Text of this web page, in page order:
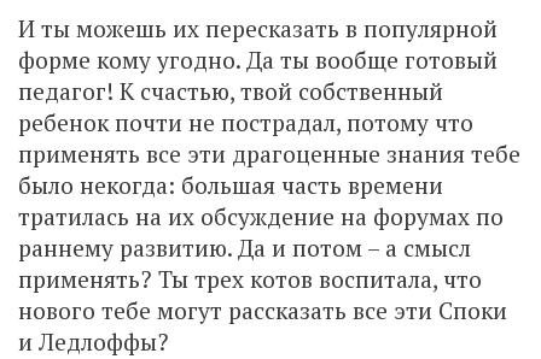
И ты можешь их пересказать в популярной
форме кому угодно. Да ты вообще готовый
педагог! К счастью, твой собственный
ребенок почти не пострадал, потому что
применять все эти драгоценные знания тебе
было некогда: большая часть времени
тратилась на их обсуждение на форумах по
раннему развитию. Да и потом – а смысл
применять? Ты трех котов воспитала, что
нового тебе могут рассказать все эти Споки
и Ледлоффы?